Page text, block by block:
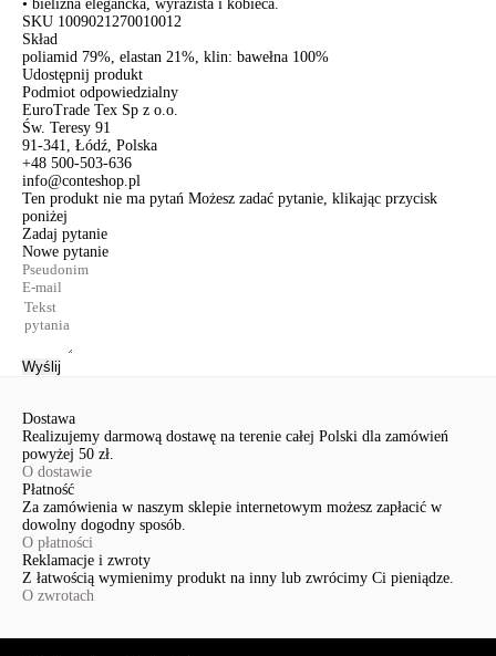
• bielizna elegancka, wyrazista i kobieca.
SKU 1009021270010012
Skład
poliamid 79%, elastan 21%, klin: bawełna 100%
Udostępnij produkt
Podmiot odpowiedzialny
EuroTrade Tex Sp z o.o.
Św. Teresy 91
91-341, Łódź, Polska
+48 500-503-636
info@conteshop.pl
Ten produkt nie ma pytań Możesz zadać pytanie, klikając przycisk
poniżej
Zadaj pytanie
Nowe pytanie
Wyślij
Dostawa
Realizujemy darmową dostawę na terenie całej Polski dla zamówień
powyżej 50 zł.
O dostawie
Płatność
Za zamówienia w naszym sklepie internetowym możesz zapłacić w
dowolny dogodny sposób.
O płatności
Reklamacje i zwroty
Z łatwością wymienimy produkt na inny lub zwrócimy Ci pieniądze.
O zwrotach